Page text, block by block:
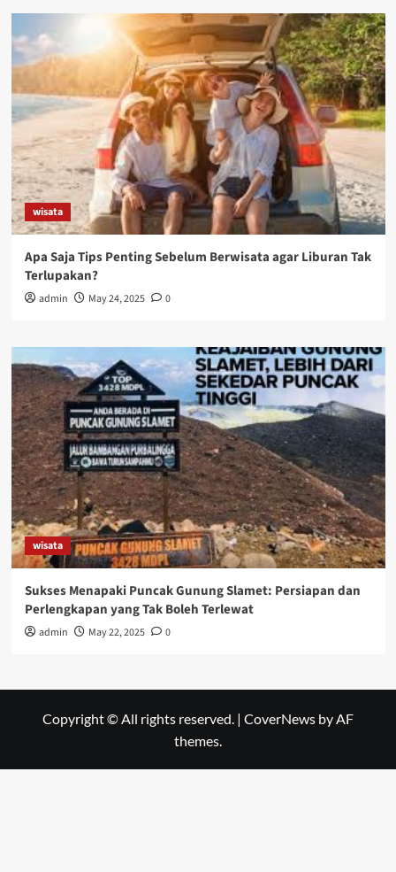
wisata
Apa Saja Tips Penting Sebelum Berwisata agar Liburan Tak
Terlupakan?
admin May 24, 2025 0
wisata
Sukses Menapaki Puncak Gunung Slamet: Persiapan dan
Perlengkapan yang Tak Boleh Terlewat
admin May 22, 2025 0
Copyright © All rights reserved. | CoverNews by AF
themes.